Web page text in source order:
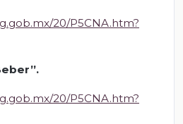
20/P5CNA.htm?
20/P5CNA.htm?